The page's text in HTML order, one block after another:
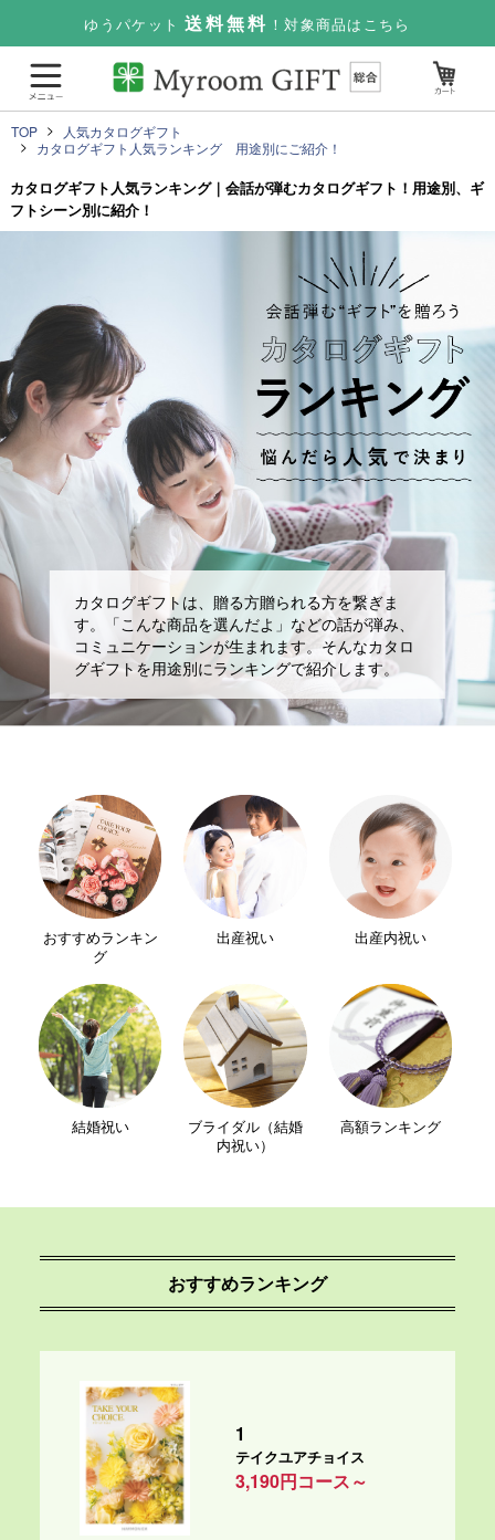
ゆうパケット 送料無料 ！対象商品はこちら
TOP
人気カタログギフト
カタログギフト人気ランキング 用途別にご紹介！
カタログギフト人気ランキング｜会話が弾むカタログギフト！用途別、ギ
フトシーン別に紹介！
カタログギフトは、贈る方贈られる方を繋ぎま
す。「こんな商品を選んだよ」などの話が弾み、
コミュニケーションが生まれます。そんなカタロ
グギフトを用途別にランキングで紹介します。
おすすめランキン
グ
出産祝い 出産内祝い
結婚祝い
ブライダル（結婚
内祝い）
高額ランキング
おすすめランキング
1
テイクユアチョイス
3,190円コース～